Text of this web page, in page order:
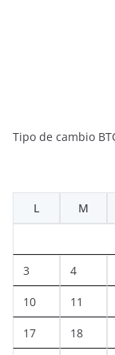
Tipo de cambio
L
M
3 4
10 11
17 18